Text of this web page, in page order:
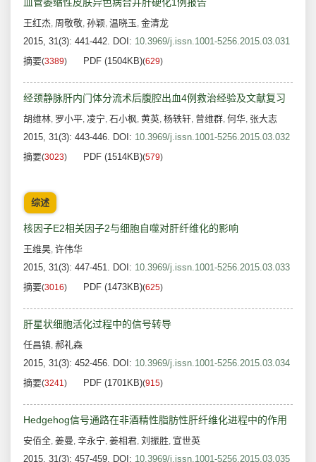
血管萎缩性皮肤异色病合并肝硬化1例报告
王红杰, 周敬敬, 孙颖, 温晓玉, 金清龙
2015, 31(3): 441-442. DOI: 10.3969/j.issn.1001-5256.2015.03.031
摘要(3389) PDF (1504KB)(629)
经颈静脉肝内门体分流术后腹腔出血4例救治经验及文献复习
胡维林, 罗小平, 凌宁, 石小枫, 黄英, 杨轶轩, 曾维群, 何华, 张大志
2015, 31(3): 443-446. DOI: 10.3969/j.issn.1001-5256.2015.03.032
摘要(3023) PDF (1514KB)(579)
综述
核因子E2相关因子2与细胞自噬对肝纤维化的影响
王维昊, 许伟华
2015, 31(3): 447-451. DOI: 10.3969/j.issn.1001-5256.2015.03.033
摘要(3016) PDF (1473KB)(625)
肝星状细胞活化过程中的信号转导
任昌镇, 郝礼森
2015, 31(3): 452-456. DOI: 10.3969/j.issn.1001-5256.2015.03.034
摘要(3241) PDF (1701KB)(915)
Hedgehog信号通路在非酒精性脂肪性肝纤维化进程中的作用
安佰全, 姜曼, 辛永宁, 姜相君, 刘振胜, 宣世英
2015, 31(3): 457-459. DOI: 10.3969/j.issn.1001-5256.2015.03.035